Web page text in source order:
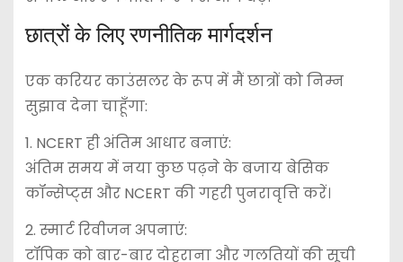
छात्रों के लिए रणनीतिक मार्गदर्शन
एक करियर काउंसलर के रूप में मैं छात्रों को निम्न
सुझाव देना चाहूँगा:
1. NCERT ही अंतिम आधार बनाएं:
अंतिम समय में नया कुछ पढ़ने के बजाय बेसिक
कॉन्सेप्ट्स और NCERT की गहरी पुनरावृत्ति करें।
2. स्मार्ट रिवीजन अपनाएं:
टॉपिक को बार-बार दोहराना और गलतियों की सूची